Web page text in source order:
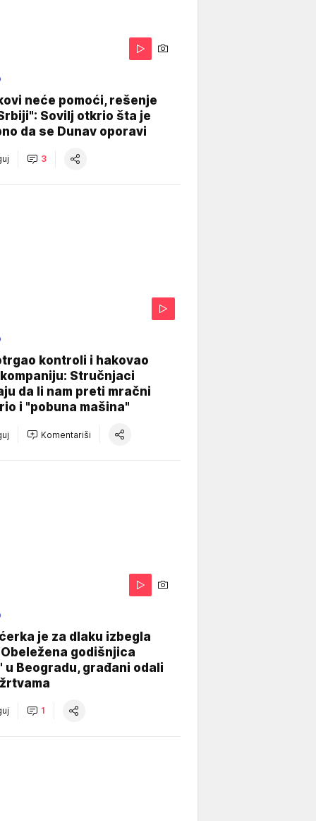
neće pomoći, rešenje
Sovilj otkrio šta je
da se Dunav oporavi
3
kontroli i hakovao
Stručnjaci
da li nam preti mračni
i "pobuna mašina"
Komentariši
je za dlaku izbegla
godišnjica
u Beogradu, građani odali
1